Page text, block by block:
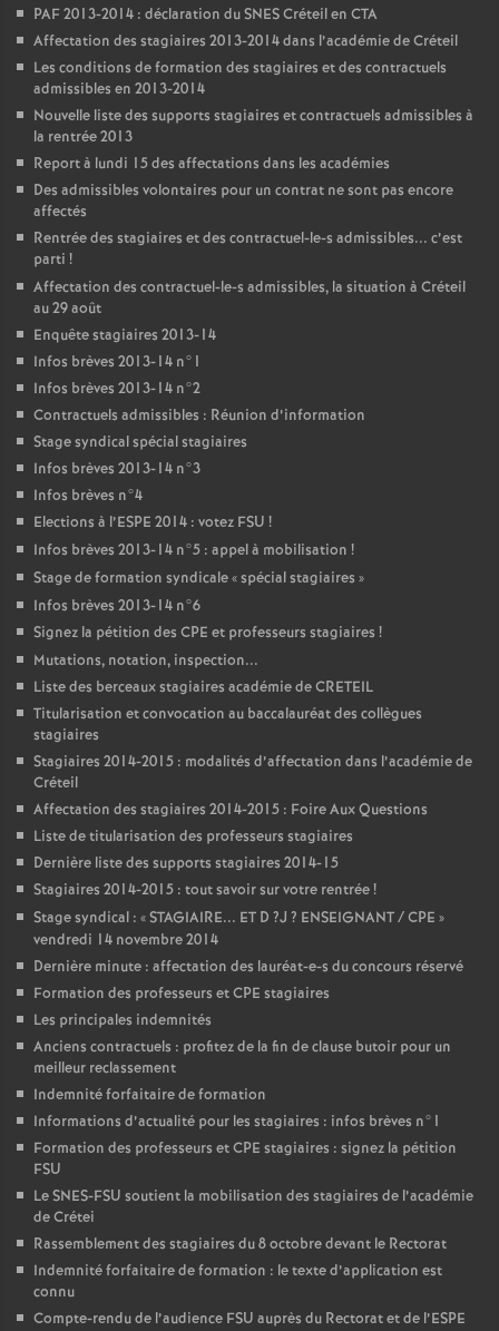
PAF2013-2014 : déclaration duSNESCréteil en CTA
Affectation des stagiaires 2013-2014 dans l’académie de Créteil
Les conditions de formation des stagiaires et des contractuels
admissibles en 2013-2014
Nouvelle liste des supports stagiaires et contractuels admissibles à
la rentrée 2013
Report à lundi 15 des affectations dans les académies
Des admissibles volontaires pour un contrat ne sont pas encore
affectés
Rentrée des stagiaires et des contractuel-le-s admissibles... c’est
parti !
Affectation des contractuel-le-s admissibles, la situation à Créteil
au 29 août
Enquête stagiaires 2013-14
Infos brèves 2013-14 n°1
Infos brèves 2013-14 n°2
Contractuels admissibles : Réunion d’information
Stage syndical spécial stagiaires
Infos brèves 2013-14 n°3
Infos brèves n°4
Elections à l’ESPE 2014 : votez FSU !
Infos brèves 2013-14 n°5 : appel à mobilisation !
Stage de formation syndicale «spécial stagiaires »
Infos brèves 2013-14 n°6
Signez la pétition des CPE et professeurs stagiaires !
Mutations, notation, inspection...
Liste des berceaux stagiaires académie deCRETEIL
Titularisation et convocation au baccalauréat des collègues
stagiaires
Stagiaires 2014-2015 : modalités d’affectation dans l’académie de
Créteil
Affectation des stagiaires 2014-2015 : Foire Aux Questions
Liste de titularisation des professeurs stagiaires
Dernière liste des supports stagiaires 2014-15
Stagiaires 2014-2015 : tout savoir sur votre rentrée!
Stage syndical : «STAGIAIRE... ET D ?J ? ENSEIGNANT/CPE »
vendredi 14 novembre 2014
Dernière minute : affectation des lauréat-e-s du concours réservé
Formation des professeurs etCPE stagiaires
Les principales indemnités
Anciens contractuels : profitez de la fin de clause butoir pour un
meilleur reclassement
Indemnité forfaitaire de formation
Informations d’actualité pour les stagiaires : infos brèves n°1
Formation des professeurs etCPE stagiaires : signez la pétition
FSU
LeSNES-FSU soutient la mobilisation des stagiaires de l’académie
de Crétei
Rassemblement des stagiaires du 8 octobre devant le Rectorat
Indemnité forfaitaire de formation : le texte d’application est
connu
Compte-rendu de l’audience FSU auprès du Rectorat et de l’ESPE